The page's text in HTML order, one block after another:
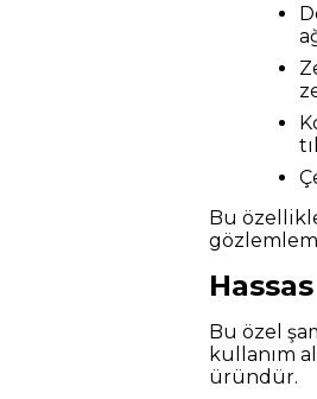
Bu
Bu özel
kullanım
üründür.